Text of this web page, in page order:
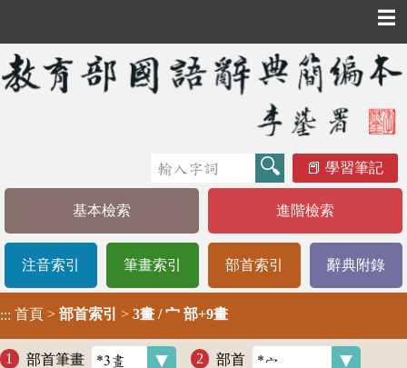
☰
學習筆記
基本檢索 進階檢索
注音索引 筆畫索引 部首索引 辭典附錄
::: 首頁 > 部首索引 > 3畫 / 宀 部+9畫
部首筆畫 部首